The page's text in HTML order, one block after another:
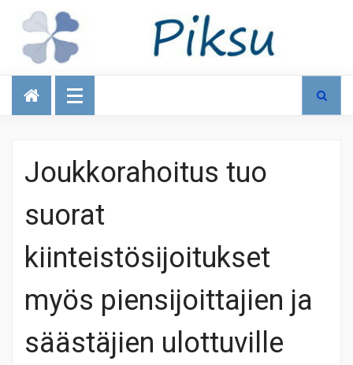
Talous
Joukkorahoitus tuo
suorat
kiinteistösijoitukset
myös piensijoittajien ja
säästäjien ulottuville